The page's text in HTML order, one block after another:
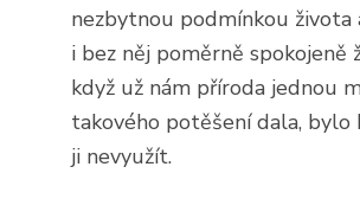
nezbytnou podmínkou života
i bez něj poměrně spokojeně
když už nám příroda jednou
takového potěšení dala, bylo
ji nevyužít.